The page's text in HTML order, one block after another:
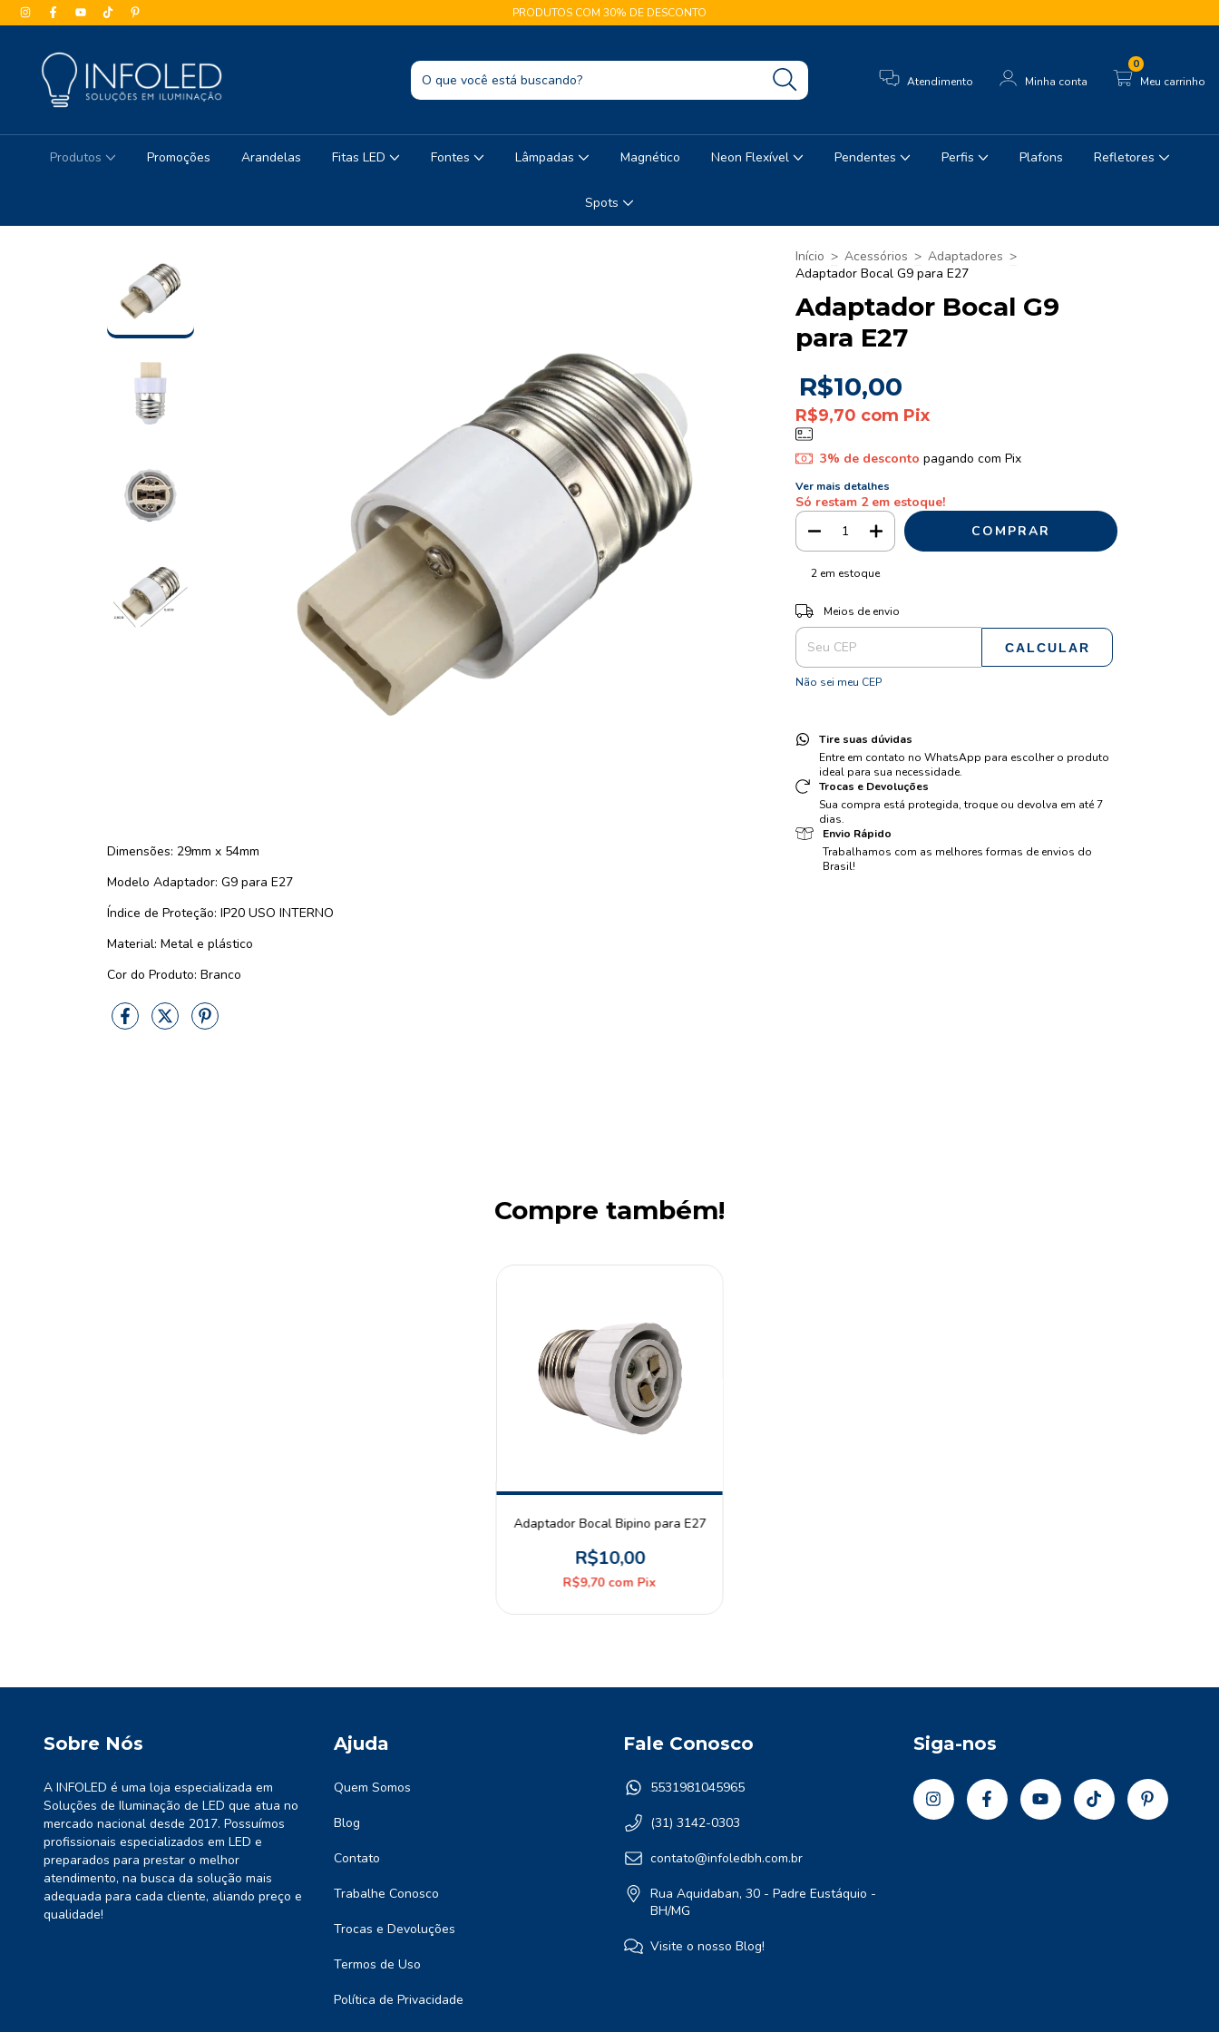
PRODUTOS COM 30% DE DESCONTO
Atendimento Minha conta Meu carrinho
0
Produtos Promoções Arandelas Fitas LED Fontes Lâmpadas Magnético Neon Flexível Pendentes Perfis Plafons Refletores
Spots
Dimensões: 29mm x 54mm
Modelo Adaptador: G9 para E27
Índice de Proteção: IP20 USO INTERNO
Material: Metal e plástico
Cor do Produto: Branco
Início > Acessórios > Adaptadores >
Adaptador Bocal G9 para E27
Adaptador Bocal G9
para E27
R$10,00
R$9,70 com Pix
3% de desconto pagando com Pix
Ver mais detalhes
Só restam 2em estoque!
2 em estoque
Entregas para o CEP:
Meios de envio
CALCULAR
Não sei meu CEP
Tire suas dúvidas
Entre em contato no WhatsApp para escolher o produto
ideal para sua necessidade.
Trocas e Devoluções
Sua compra está protegida, troque ou devolva em até 7
dias.
Envio Rápido
Trabalhamos com as melhores formas de envios do
Brasil!
Compre também!
Adaptador Bocal Bipino para E27
R$10,00
R$9,70 com Pix
Sobre Nós
A INFOLED é uma loja especializada em
Soluções de Iluminação de LED que atua no
mercado nacional desde 2017. Possuímos
profissionais especializados em LED e
preparados para prestar o melhor
atendimento, na busca da solução mais
adequada para cada cliente, aliando preço e
qualidade!
Ajuda
Quem Somos
Blog
Contato
Trabalhe Conosco
Trocas e Devoluções
Termos de Uso
Política de Privacidade
Fale Conosco
5531981045965
(31) 3142-0303
contato@infoledbh.com.br
Rua Aquidaban, 30 - Padre Eustáquio -
BH/MG
Visite o nosso Blog!
Siga-nos